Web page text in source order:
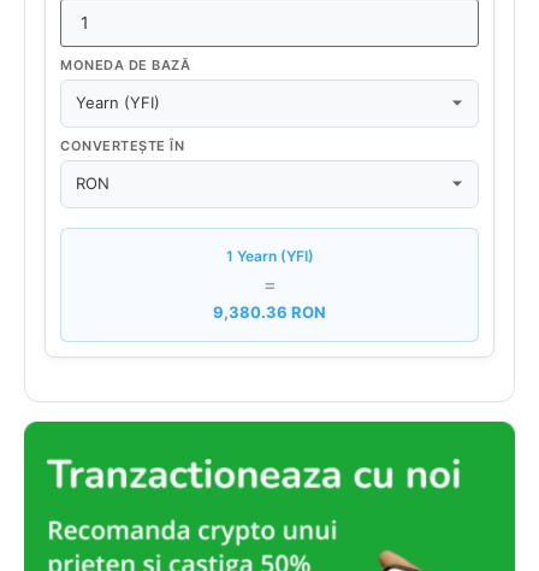
MONEDA DE BAZĂ
CONVERTEȘTE ÎN
1 Yearn (YFI)
=
9,380.36 RON